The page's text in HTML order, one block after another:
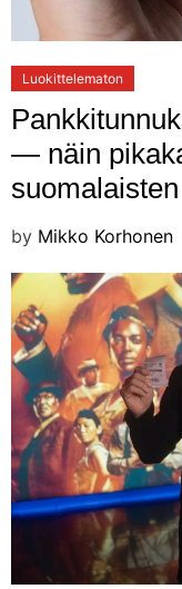
Luokittelematon
— näin
by Mikko Korhonen